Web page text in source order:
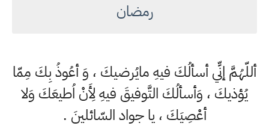
رمضان
أللّهُمَّ إنِّي أسألُكَ فيهِ مايُرضيكَ ، وَ أعُوذُ بِكَ مِمّا
يُؤذيكَ ، وَأسألُكَ التَّوفيقَ فيهِ لِأَنْ اُطيعَكَ وَلا
أعْصِيَكَ ، يا جواد السّائلينَ .